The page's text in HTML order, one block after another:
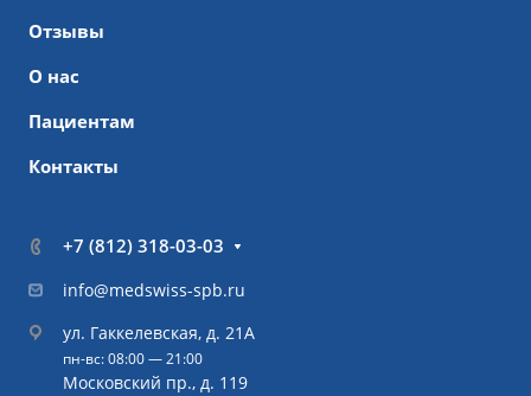
Отзывы
О нас
Пациентам
Контакты
+7 (812) 318-03-03
info@medswiss-spb.ru
ул. Гаккелевская, д. 21А
пн-вс: 08:00 — 21:00
Московский пр., д. 119